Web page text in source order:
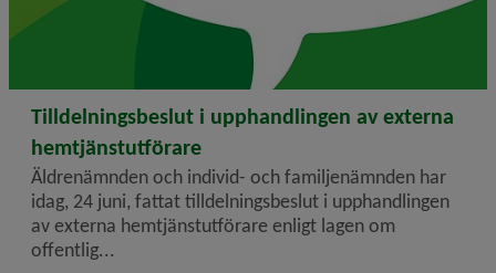
2026-06-24
Tilldelningsbeslut i upphandlingen av externa
hemtjänstutförare
Äldrenämnden och individ- och familjenämnden har
idag, 24 juni, fattat tilldelningsbeslut i upphandlingen
av externa hemtjänstutförare enligt lagen om
offentlig...